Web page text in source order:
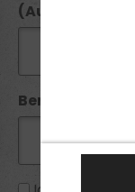
Bemerkung: